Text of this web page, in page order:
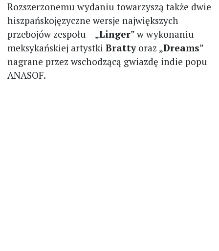
Rozszerzonemu wydaniu towarzyszą także dwie
hiszpańskojęzyczne wersje największych
przebojów zespołu – „Linger” w wykonaniu
meksykańskiej artystki Brattyoraz „Dreams”
nagrane przez wschodzącą gwiazdę indie popu
ANASOF.